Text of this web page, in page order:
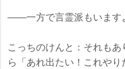
――一方で言霊派もいます
こっちのけんと：それも
ら「あれ出たい！これや